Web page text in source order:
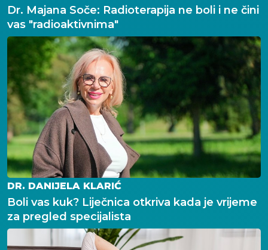
Dr. Majana Soče: Radioterapija ne boli i ne čini
vas "radioaktivnima"
DR. DANIJELA KLARIĆ
Boli vas kuk? Liječnica otkriva kada je vrijeme
za pregled specijalista